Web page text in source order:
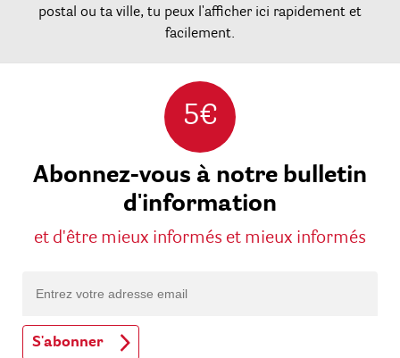
postal ou ta ville, tu peux l'afficher ici rapidement et
facilement.
5€
Abonnez-vous à notre bulletin
d'information
et d'être mieux informés et mieux informés
S'abonner